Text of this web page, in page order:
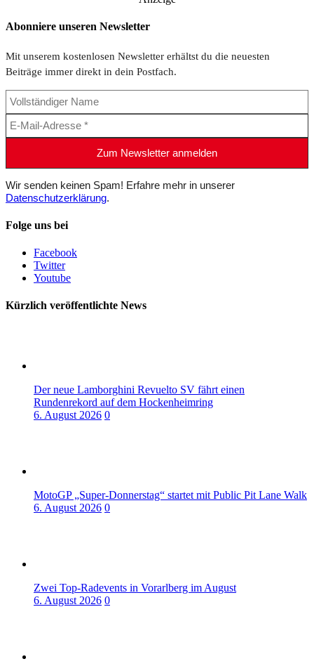
Abonniere unseren Newsletter
Mit unserem kostenlosen Newsletter erhältst du die neuesten
Beiträge immer direkt in dein Postfach.
Wir senden keinen Spam! Erfahre mehr in unserer
Datenschutzerklärung.
Folge uns bei
Facebook
Twitter
Youtube
Kürzlich veröffentlichte News
Der neue Lamborghini Revuelto SV fährt einen
Rundenrekord auf dem Hockenheimring
6. August 2026 0
MotoGP „Super-Donnerstag“ startet mit Public Pit Lane Walk
6. August 2026 0
Zwei Top-Radevents in Vorarlberg im August
6. August 2026 0